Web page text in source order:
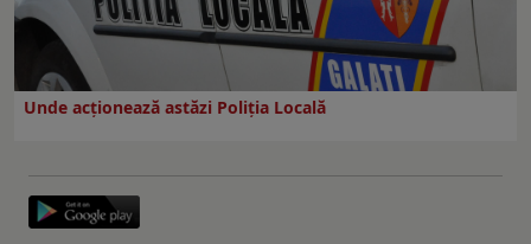
Unde acționează astăzi Poliția Locală